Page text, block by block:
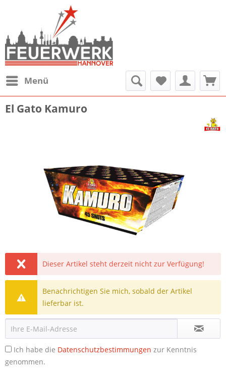
Menü
El Gato Kamuro
Dieser Artikel steht derzeit nicht zur Verfügung!
Benachrichtigen Sie mich, sobald der Artikel
lieferbar ist.
Ich habe die Datenschutzbestimmungen zur Kenntnis
genommen.